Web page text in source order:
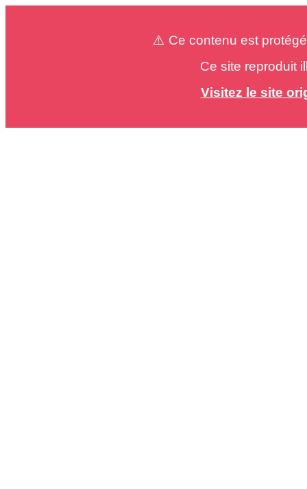
⚠️ Ce contenu est
Ce site reproduit
Visitez le site